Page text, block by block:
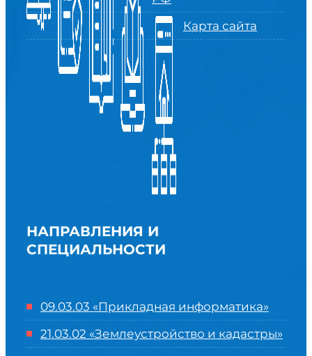
Карта сайта
НАПРАВЛЕНИЯ И
СПЕЦИАЛЬНОСТИ
09.03.03 «Прикладная информатика»
21.03.02 «Землеустройство и кадастры»